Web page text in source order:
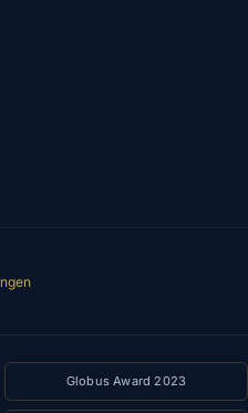
Globus Award 2023